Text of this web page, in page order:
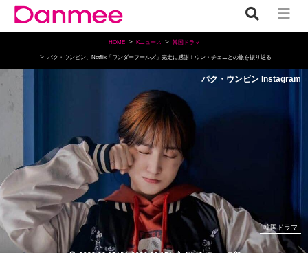
HOME Kニュース 韓国ドラマ
パク・ウンビン、Netflix「ワンダーフールズ」完走に感謝！ウン・チェニとの旅を振り返る
パク・ウンビン Instagram
韓国ドラマ